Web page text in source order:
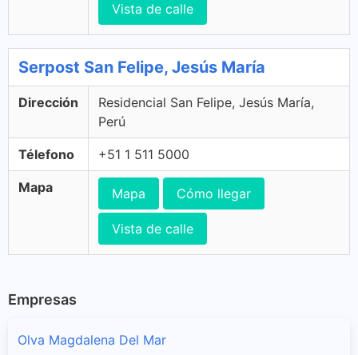
Vista de calle
Serpost San Felipe, Jesús María
Dirección
Residencial San Felipe, Jesús María,
Perú
Télefono +51 1 511 5000
Mapa Mapa Cómo llegar
Vista de calle
Empresas
Olva Magdalena Del Mar